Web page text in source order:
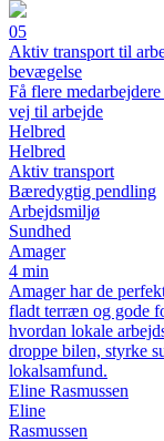
05
Aktiv transport til
bevægelse
Få flere
vej til arbejde
Helbred
Helbred
Aktiv transport
Bæredygtig pendling
Arbejdsmiljø
Sundhed
Amager
4 min
Amager har de
fladt terræn og gode
hvordan lokale
droppe bilen, styrke
lokalsamfund.
Eline Rasmussen
Eline
Rasmussen